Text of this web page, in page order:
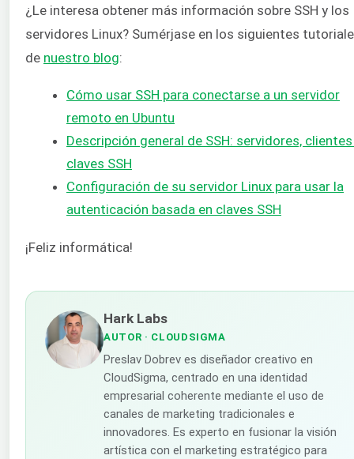
¿Le interesa obtener más información sobre SSH y los
servidores Linux? Sumérjase en los siguientes
de nuestro blog:
Cómo usar SSH para conectarse a un servidor
remoto en Ubuntu
Descripción general de SSH: servidores,
claves SSH
Configuración de su servidor Linux para usar la
autenticación basada en claves SSH
¡Feliz informática!
Hark Labs
AUTOR · CLOUDSIGMA
Preslav Dobrev es diseñador creativo en
CloudSigma, centrado en una identidad
empresarial coherente mediante el uso de
canales de marketing tradicionales e
innovadores. Es experto en fusionar la visión
artística con el marketing estratégico para